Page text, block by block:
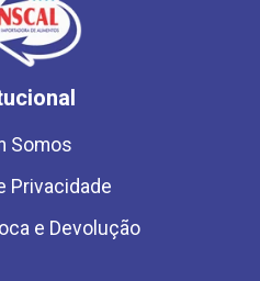
Somos
Privacidade
e Devolução